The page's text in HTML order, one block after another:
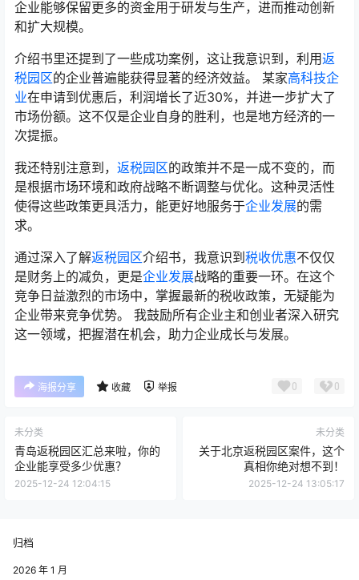
企业能够保留更多的资金用于研发与生产，进而推动创新
和扩大规模。
介绍书里还提到了一些成功案例，这让我意识到，利用返
税园区的企业普遍能获得显著的经济效益。 某家高科技企
业在申请到优惠后，利润增长了近30%，并进一步扩大了
市场份额。这不仅是企业自身的胜利，也是地方经济的一
次提振。
我还特别注意到， 返税园区的政策并不是一成不变的，而
是根据市场环境和政府战略不断调整与优化。这种灵活性
使得这些政策更具活力，能更好地服务于企业发展的需
求。
通过深入了解返税园区介绍书，我意识到税收优惠不仅仅
是财务上的减负，更是企业发展战略的重要一环。在这个
竞争日益激烈的市场中，掌握最新的税收政策，无疑能为
企业带来竞争优势。 我鼓励所有企业主和创业者深入研究
这一领域，把握潜在机会，助力企业成长与发展。
海报分享 收藏 举报 0 0
未分类
青岛返税园区汇总来啦，你的
企业能享受多少优惠？
2025-12-24 12:04:15
未分类
关于北京返税园区案件，这个
真相你绝对想不到！
2025-12-24 13:05:17
归档
2026 年 1 月